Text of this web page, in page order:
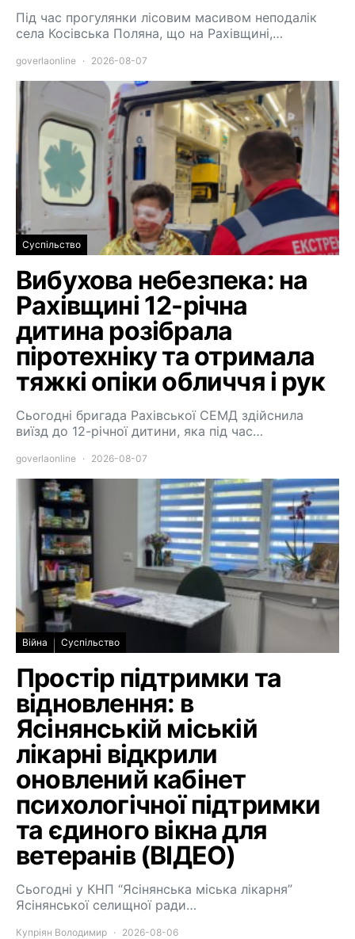
Під час прогулянки лісовим масивом неподалік
села Косівська Поляна, що на Рахівщині,…
goverlaonline 2026-08-07
Суспільство
Вибухова небезпека: на
Рахівщині 12-річна
дитина розібрала
піротехніку та отримала
тяжкі опіки обличчя і рук
Сьогодні бригада Рахівської СЕМД здійснила
виїзд до 12-річної дитини, яка під час…
goverlaonline 2026-08-07
Війна Суспільство
Простір підтримки та
відновлення: в
Ясінянській міській
лікарні відкрили
оновлений кабінет
психологічної підтримки
та єдиного вікна для
ветеранів (ВІДЕО)
Сьогодні у КНП “Ясінянська міська лікарня”
Ясінянської селищної ради…
Купріян Володимир 2026-08-06